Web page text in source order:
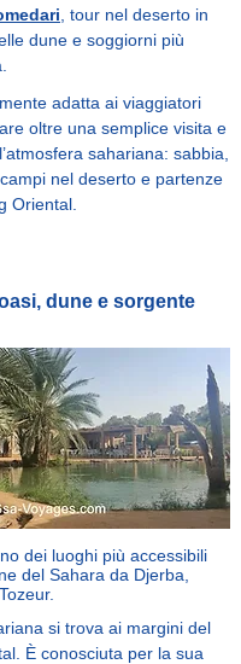
, tour nel deserto in
dune e soggiorni più
adatta ai viaggiatori
oltre una semplice visita e
sahariana: sabbia,
nel deserto e partenze
Oriental.
dune e sorgente
dei luoghi più accessibili
del Sahara da Djerba,
si trova ai margini del
È conosciuta per la sua